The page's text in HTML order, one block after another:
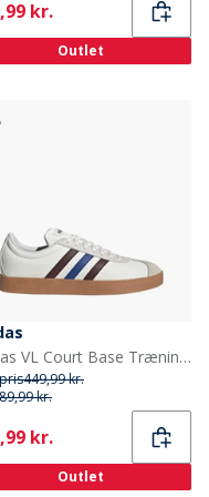
kr.
Outlet
adidas VL Court Base Træningssko Cloud White/Aurora Ruby/Royal Blue
449,99 kr.
kr.
kr.
Outlet